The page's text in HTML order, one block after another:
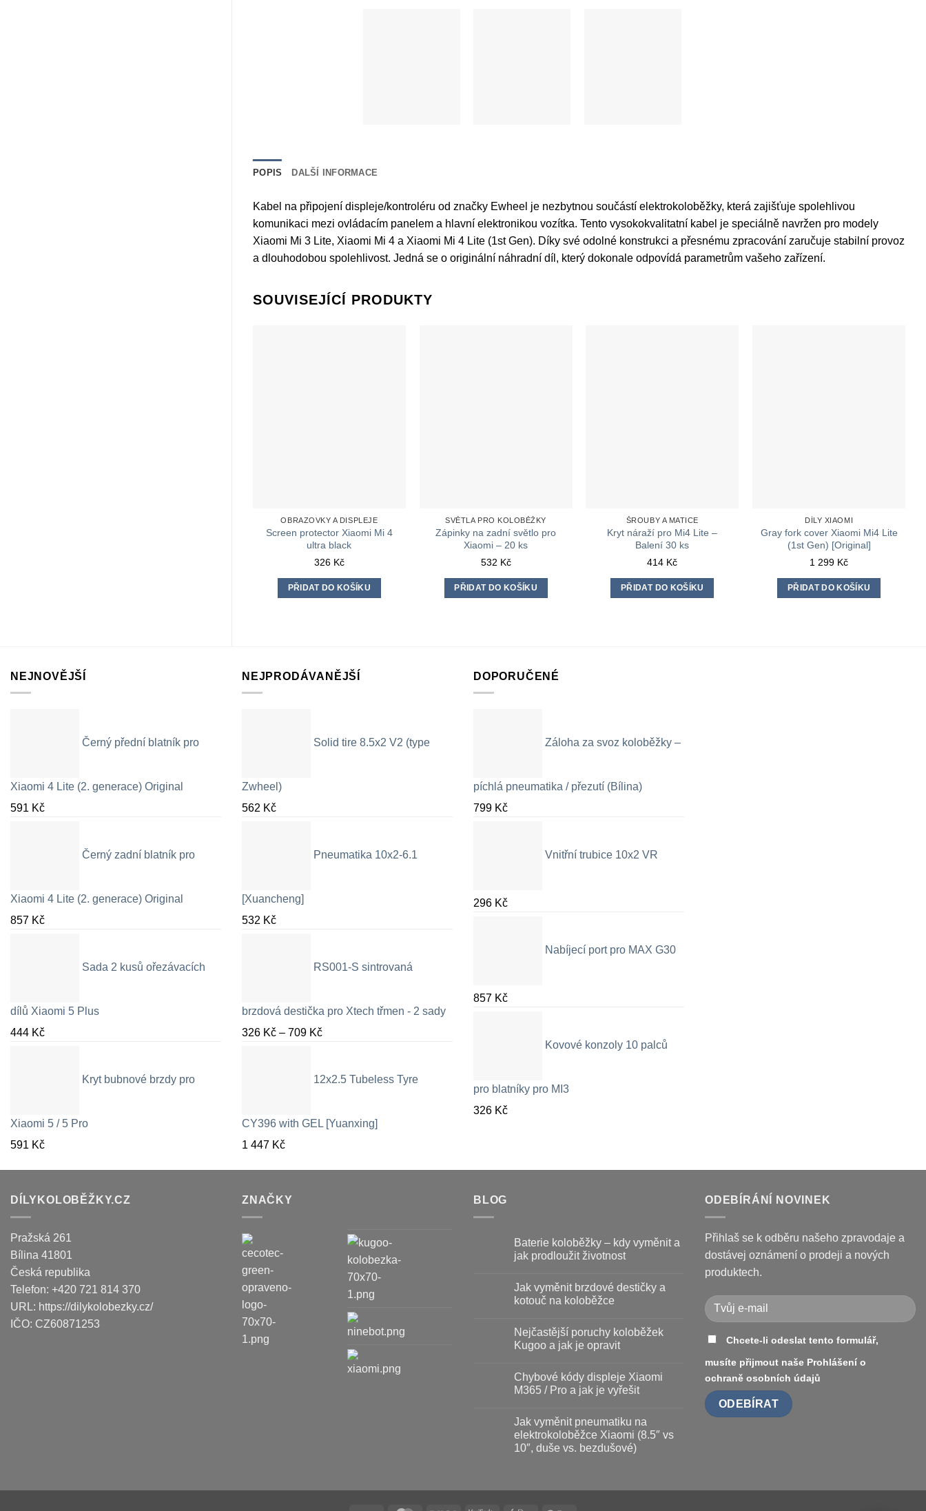
POPIS DALŠÍ INFORMACE
Kabel na připojení displeje/kontroléru od značky Ewheel je nezbytnou součástí elektrokoloběžky, která zajišťuje spolehlivou
komunikaci mezi ovládacím panelem a hlavní elektronikou vozítka. Tento vysokokvalitatní kabel je speciálně navržen pro modely
Xiaomi Mi 3 Lite, Xiaomi Mi 4 a Xiaomi Mi 4 Lite (1st Gen). Díky své odolné konstrukci a přesnému zpracování zaručuje stabilní provoz
a dlouhodobou spolehlivost. Jedná se o originální náhradní díl, který dokonale odpovídá parametrům vašeho zařízení.
SOUVISEJÍCÍ PRODUKTY
OBRAZOVKY A DISPLEJE
Screen protector Xiaomi Mi 4
ultra black
326 Kč
PŘIDAT DO KOŠÍKU
SVĚTLA PRO KOLOBĚŽKY
Zápinky na zadní světlo pro
Xiaomi – 20 ks
532 Kč
PŘIDAT DO KOŠÍKU
ŠROUBY A MATICE
Kryt náraží pro Mi4 Lite –
Balení 30 ks
414 Kč
PŘIDAT DO KOŠÍKU
DÍLY XIAOMI
Gray fork cover Xiaomi Mi4 Lite
(1st Gen) [Original]
1 299 Kč
PŘIDAT DO KOŠÍKU
NEJNOVĚJŠÍ
Černý přední blatník pro
Xiaomi 4 Lite (2. generace) Original
591 Kč
Černý zadní blatník pro
Xiaomi 4 Lite (2. generace) Original
857 Kč
Sada 2 kusů ořezávacích
dílů Xiaomi 5 Plus
444 Kč
Kryt bubnové brzdy pro
Xiaomi 5 / 5 Pro
591 Kč
NEJPRODÁVANĚJŠÍ
Solid tire 8.5x2 V2 (type
Zwheel)
562 Kč
Pneumatika 10x2-6.1
[Xuancheng]
532 Kč
RS001-S sintrovaná
brzdová destička pro Xtech třmen - 2 sady
326 Kč – 709 KčRozpětí
až
12x2.5 Tubeless Tyre
CY396 with GEL [Yuanxing]
1 447 Kč
DOPORUČENÉ
Záloha za svoz koloběžky –
píchlá pneumatika / přezutí (Bílina)
799 Kč
Vnitřní trubice 10x2 VR
296 Kč
Nabíjecí port pro MAX G30
857 Kč
Kovové konzoly 10 palců
pro blatníky pro MI3
326 Kč
DÍLYKOLOBĚŽKY.CZ
Pražská 261
Bílina 41801
Česká republika
Telefon: +420 721 814 370
URL: https://dilykolobezky.cz/
IČO: CZ60871253
ZNAČKY BLOG
Baterie koloběžky – kdy vyměnit a
jak prodloužit životnost
textu
s
koloběžky
–
kdy
jak
prodloužit
životnost
Jak vyměnit brzdové destičky a
kotouč na koloběžce
u
textu
s
vyměnit
brzdové
destičky
na
koloběžce
Nejčastější poruchy koloběžek
Kugoo a jak je opravit
u
textu
s
poruchy
koloběžek
Kugoo
a
Chybové kódy displeje Xiaomi
M365 / Pro a jak je vyřešit
textu
s
názvem
M365
Jak vyměnit pneumatiku na
elektrokoloběžce Xiaomi (8.5″ vs
10″, duše vs. bezdušové)
ODEBÍRÁNÍ NOVINEK
Přihlaš se k odběru našeho zpravodaje a
dostávej oznámení o prodeji a nových
produktech.
Chcete-li odeslat tento formulář,
musíte přijmout naše Prohlášení o
ochraně osobních údajů